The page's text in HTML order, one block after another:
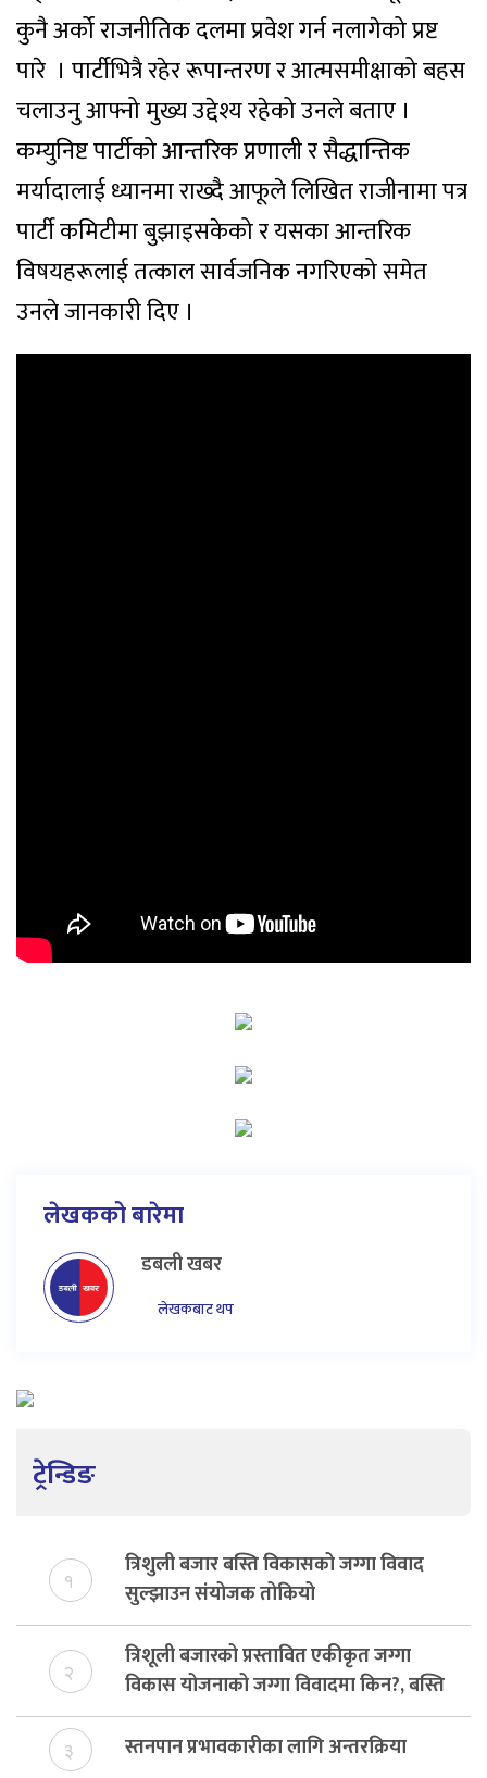
कुनै अर्को राजनीतिक दलमा प्रवेश गर्न नलागेको प्रष्ट
पारे । पार्टीभित्रै रहेर रूपान्तरण र आत्मसमीक्षाको बहस
चलाउनु आफ्नो मुख्य उद्देश्य रहेको उनले बताए ।
कम्युनिष्ट पार्टीको आन्तरिक प्रणाली र सैद्धान्तिक
मर्यादालाई ध्यानमा राख्दै आफूले लिखित राजीनामा पत्र
पार्टी कमिटीमा बुझाइसकेको र यसका आन्तरिक
विषयहरूलाई तत्काल सार्वजनिक नगरिएको समेत
उनले जानकारी दिए ।
लेखकको बारेमा
डबली खबर
लेखकबाट थप
ट्रेन्डिङ
१
त्रिशुली बजार बस्ति विकासको जग्गा विवाद
सुल्झाउन संयोजक तोकियो
२
त्रिशूली बजारको प्रस्तावित एकीकृत जग्गा
विकास योजनाको जग्गा विवादमा किन?, बस्ति
विकास दर्ता नभए समिति विघटन हुने
३ स्तनपान प्रभावकारीका लागि अन्तरक्रिया